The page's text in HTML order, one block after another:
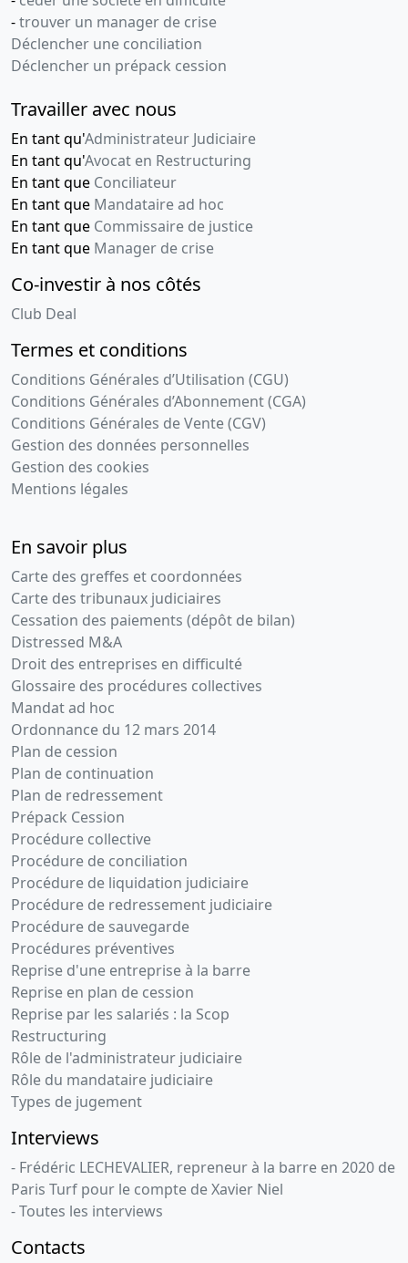
-trouver un manager de crise
Déclencher une conciliation
Déclencher un prépack cession
Travailler avec nous
En tant qu'Administrateur Judiciaire
En tant qu'Avocat en Restructuring
En tant que Conciliateur
En tant que Mandataire ad hoc
En tant que Commissaire de justice
En tant que Manager de crise
Co-investir à nos côtés
Club Deal
Termes et conditions
Conditions Générales d’Utilisation (CGU)
Conditions Générales d’Abonnement (CGA)
Conditions Générales de Vente (CGV)
Gestion des données personnelles
Gestion des cookies
Mentions légales
En savoir plus
Carte des greffes et coordonnées
Carte des tribunaux judiciaires
Cessation des paiements (dépôt de bilan)
Distressed M&A
Droit des entreprises en difficulté
Glossaire des procédures collectives
Mandat ad hoc
Ordonnance du 12 mars 2014
Plan de cession
Plan de continuation
Plan de redressement
Prépack Cession
Procédure collective
Procédure de conciliation
Procédure de liquidation judiciaire
Procédure de redressement judiciaire
Procédure de sauvegarde
Procédures préventives
Reprise d'une entreprise à la barre
Reprise en plan de cession
Reprise par les salariés : la Scop
Restructuring
Rôle de l'administrateur judiciaire
Rôle du mandataire judiciaire
Types de jugement
Interviews
- Frédéric LECHEVALIER, repreneur à la barre en 2020 de
Paris Turf pour le compte de Xavier Niel
- Toutes les interviews
Contacts